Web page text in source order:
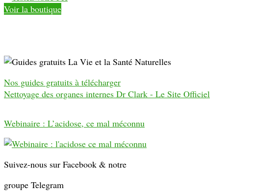
Voir la boutique
Nos guides gratuits à télécharger
Nettoyage des organes internes Dr Clark - Le Site Officiel
Webinaire : L’acidose, ce mal méconnu
Suivez-nous sur Facebook & notre
groupe Telegram